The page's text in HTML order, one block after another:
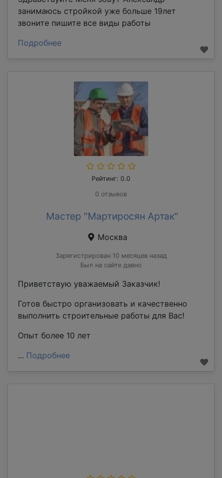
занимаюсь стройкой уже больше 19лет
звоните пишите все виды работы
Подробнее
Рейтинг: 0.0
0 отзывов
Мастер "Мартиросян Артак"
Москва
Зарегистрирован 10 месяцев назад
Был на сайте давно
Приветствую уважаемый Заказчик!
Готов быстро организовать и качественно
выполнить строительные работы для Вас!
Опыт более 10 лет
... Подробнее